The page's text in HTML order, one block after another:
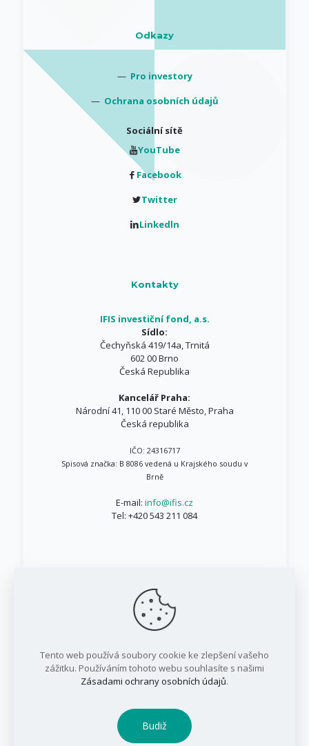
Odkazy
— Pro investory
— Ochrana osobních údajů
Sociální sítě
YouTube
Facebook
Twitter
Linkedln
Kontakty
IFIS investiční fond, a.s.
Sídlo:
Čechyňská 419/14a, Trnitá
602 00 Brno
Česká Republika
Kancelář Praha:
Národní 41, 110 00 Staré Město, Praha
Česká republika
IČO: 24316717
Spisová značka: B 8086 vedená u Krajského soudu v
Brně
E-mail: info@ifis.cz
Tel: +420 543 211 084
/ IFIS investiční fond, a.s.
Tento web používá soubory cookie ke zlepšení vašeho
zážitku. Používáním tohoto webu souhlasíte s našimi
Zásadami ochrany osobních údajů.
Budiž